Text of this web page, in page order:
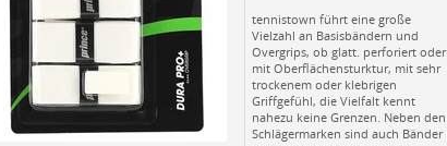
tennistown führt eine große
Vielzahl an Basisbändern und
Overgrips, ob glatt. perforiert oder
mit Oberflächensturktur, mit sehr
trockenem oder klebrigen
Griffgefühl, die Vielfalt kennt
nahezu keine Grenzen. Neben den
Schlägermarken sind auch Bänder